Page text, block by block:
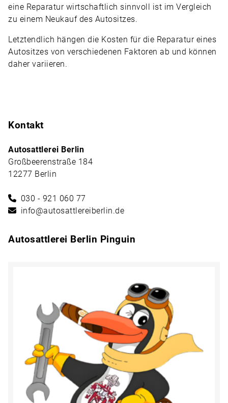
eine Reparatur wirtschaftlich sinnvoll ist im Vergleich
zu einem Neukauf des Autositzes.
Letztendlich hängen die Kosten für die Reparatur eines
Autositzes von verschiedenen Faktoren ab und können
daher variieren.
Kontakt
Autosattlerei Berlin
Großbeerenstraße 184
12277 Berlin
030 - 921 060 77
info@autosattlereiberlin.de
Autosattlerei Berlin Pinguin